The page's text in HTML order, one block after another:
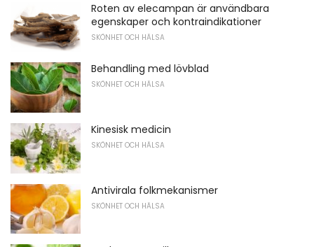
Roten av elecampan är användbara
egenskaper och kontraindikationer
SKÖNHET OCH HÄLSA
Behandling med lövblad
SKÖNHET OCH HÄLSA
Kinesisk medicin
SKÖNHET OCH HÄLSA
Antivirala folkmekanismer
SKÖNHET OCH HÄLSA